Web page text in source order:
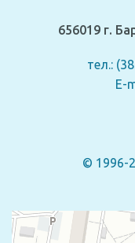
656019 г.
тел.:
E-
© 1996-